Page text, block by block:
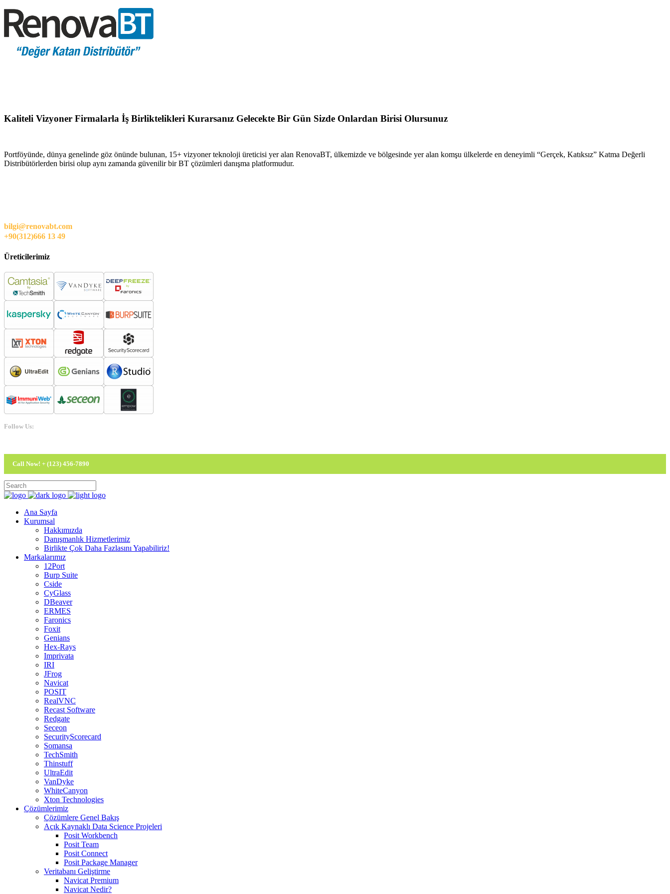
Kaliteli Vizyoner Firmalarla İş Birliktelikleri Kurarsanız Gelecekte Bir Gün Sizde Onlardan Birisi Olursunuz
Portföyünde, dünya genelinde göz önünde bulunan, 15+ vizyoner teknoloji üreticisi yer alan RenovaBT, ülkemizde ve bölgesinde yer alan komşu ülkelerde en deneyimli “Gerçek, Katıksız” Katma Değerli
Distribütörlerden birisi olup aynı zamanda güvenilir bir BT çözümleri danışma platformudur.
bilgi@renovabt.com
+90(312)666 13 49
Üreticilerimiz
Follow Us:
Call Now! + (123) 456-7890
Ana Sayfa
Kurumsal
Hakkımızda
Danışmanlık Hizmetlerimiz
Birlikte Çok Daha Fazlasını Yapabiliriz!
Markalarımız
12Port
Burp Suite
Cside
CyGlass
DBeaver
ERMES
Faronics
Foxit
Genians
Hex-Rays
Imprivata
IRI
JFrog
Navicat
POSIT
RealVNC
Recast Software
Redgate
Seceon
SecurityScorecard
Somansa
TechSmith
Thinstuff
UltraEdit
VanDyke
WhiteCanyon
Xton Technologies
Çözümlerimiz
Çözümlere Genel Bakış
Açık Kaynaklı Data Science Projeleri
Posit Workbench
Posit Team
Posit Connect
Posit Package Manager
Veritabanı Geliştirme
Navicat Premium
Navicat Nedir?